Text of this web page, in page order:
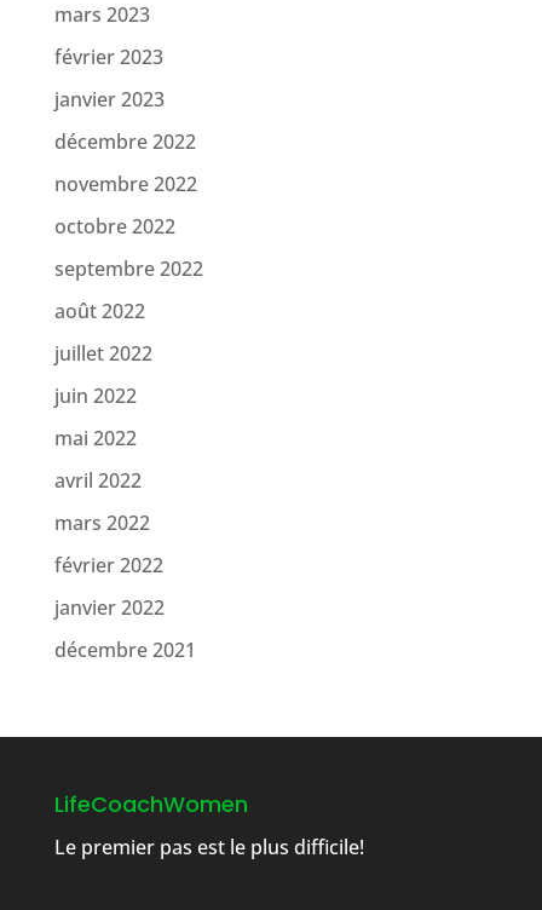
mars 2023
février 2023
janvier 2023
décembre 2022
novembre 2022
octobre 2022
septembre 2022
août 2022
juillet 2022
juin 2022
mai 2022
avril 2022
mars 2022
février 2022
janvier 2022
décembre 2021
LifeCoachWomen
Le premier pas est le plus difficile!